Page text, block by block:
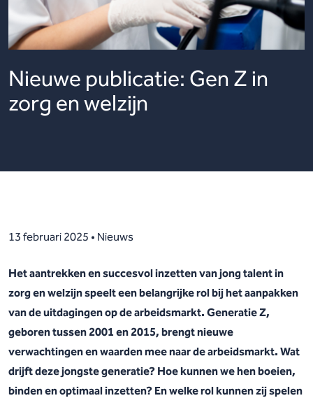
Nieuwe publicatie: Gen Z in
zorg en welzijn
13 februari 2025 • Nieuws
Het aantrekken en succesvol inzetten van jong talent in
zorg en welzijn speelt een belangrijke rol bij het aanpakken
van de uitdagingen op de arbeidsmarkt. Generatie Z,
geboren tussen 2001 en 2015, brengt nieuwe
verwachtingen en waarden mee naar de arbeidsmarkt. Wat
drijft deze jongste generatie? Hoe kunnen we hen boeien,
binden en optimaal inzetten? En welke rol kunnen zij spelen